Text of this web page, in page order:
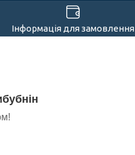
Інформація для замовлення